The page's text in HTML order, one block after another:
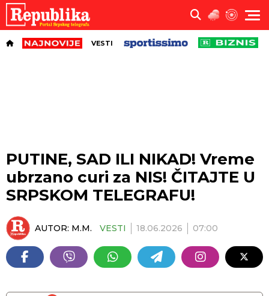
VESTI
PUTINE, SAD ILI NIKAD! Vreme
ubrzano curi za NIS! ČITAJTE U
SRPSKOM TELEGRAFU!
AUTOR: M.M. VESTI 18.06.2026 07:00